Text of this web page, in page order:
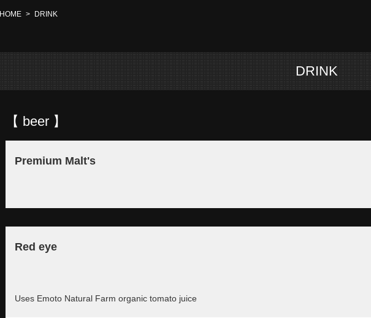
HOME DRINK
DRINK
【 beer 】
Premium Malt's
Red eye
Uses Emoto Natural Farm organic tomato juice